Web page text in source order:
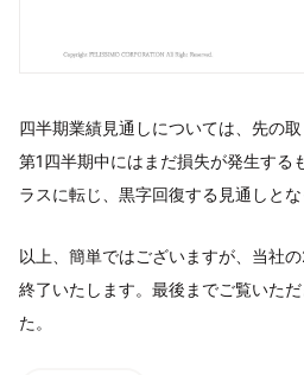
四半期業績見通しについては、先の
第1四半期中にはまだ損失が発生する
ラスに転じ、黒字回復する見通しとな
以上、簡単ではございますが、当社
終了いたします。最後までご覧いた
た。